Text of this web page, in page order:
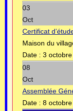
03
Oct
Certificat
Maison du
Date : 3
08
Oct
Assemblée
Date : 8